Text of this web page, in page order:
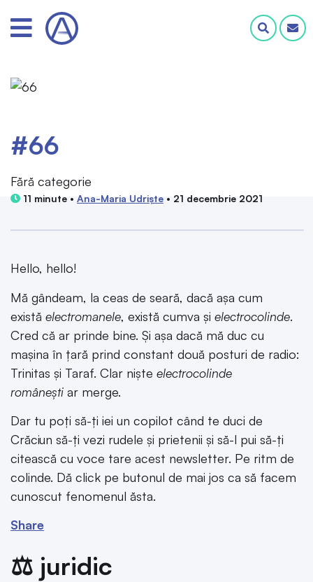
#66
Fără categorie
11 minute • Ana-Maria Udriște • 21 decembrie 2021
Hello, hello!
Mă gândeam, la ceas de seară, dacă așa cum
există electromanele, există cumva și electrocolinde.
Cred că ar prinde bine. Și așa dacă mă duc cu
mașina în țară prind constant două posturi de radio:
Trinitas și Taraf. Clar niște electrocolinde
românești ar merge.
Dar tu poți să-ți iei un copilot când te duci de
Crăciun să-ți vezi rudele și prietenii și să-l pui să-ți
citească cu voce tare acest newsletter. Pe ritm de
colinde. Dă click pe butonul de mai jos ca să facem
cunoscut fenomenul ăsta.
Share
⚖️ juridic